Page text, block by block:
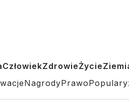
CzłowiekZdrowieŻycie
NagrodyPrawo